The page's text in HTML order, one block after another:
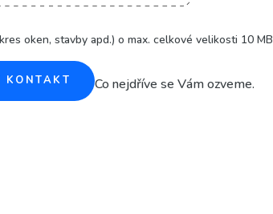
oken, stavby apd.) o max. celkové velikosti 10 MB
KONTAKT Co nejdříve se Vám ozveme.